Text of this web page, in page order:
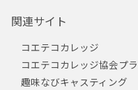
関連サイト
コエテコカレッジ
コエテコカレッジ協会プ
趣味なびキャスティング